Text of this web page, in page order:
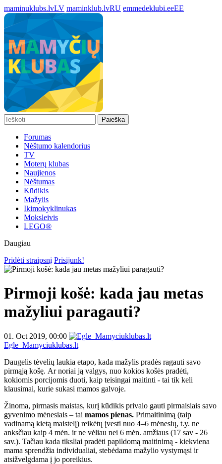
maminuklubs.lvLV maminklub.lvRU emmedeklubi.eeEE
Paieška
Forumas
Nėštumo kalendorius
TV
Moterų klubas
Naujienos
Nėštumas
Kūdikis
Mažylis
Ikimokyklinukas
Moksleivis
LEGO®
Daugiau
Pridėti straipsnį Prisijunk!
Pirmoji košė: kada jau metas
mažyliui paragauti?
01. Oct 2019, 00:00
Egle_Mamyciuklubas.lt
Daugelis tėvelių laukia etapo, kada mažylis pradės ragauti savo
pirmąją košę. Ar noriai ją valgys, nuo kokios košės pradėti,
kokiomis porcijomis duoti, kaip teisingai maitinti - tai tik keli
klausimai, kurie sukasi mamos galvoje.
Žinoma, pirmasis maistas, kurį kūdikis privalo gauti pirmaisiais savo
gyvenimo mėnesiais – tai mamos pienas. Primaitinimą (taip
vadinamą kietą maistelį) reikėtų įvesti nuo 4–6 mėnesių, t.y. ne
anksčiau kaip 4 mėn. ir ne vėliau nei 6 mėn. amžiaus (17 sav - 26
sav.). Tačiau kada tiksliai pradėti papildomą maitinimą - kiekviena
mama sprendžia individualiai, stebėdama mažylio vystymąsi ir
atsižvelgdama į jo poreikius.